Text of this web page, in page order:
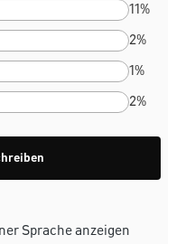
11%
2%
1%
2%
Sprache anzeigen